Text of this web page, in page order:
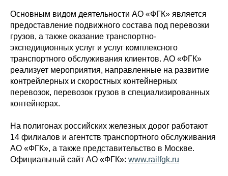
Основным видом деятельности АО «ФГК» является
предоставление подвижного состава под перевозки
грузов, а также оказание транспортно-
экспедиционных услуг и услуг комплексного
транспортного обслуживания клиентов. АО «ФГК»
реализует мероприятия, направленные на развитие
контрейлерных и скоростных контейнерных
перевозок, перевозок грузов в специализированных
контейнерах.
На полигонах российских железных дорог работают
14 филиалов и агентств транспортного обслуживания
АО «ФГК», а также представительство в Москве.
Официальный сайт АО «ФГК»: www.railfgk.ru